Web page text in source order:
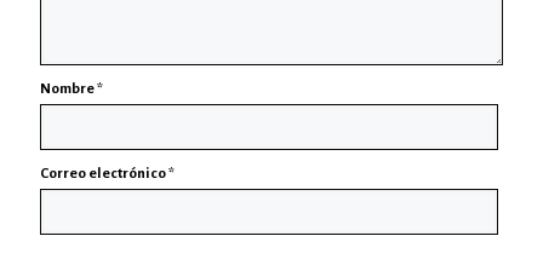
Nombre*
Correo electrónico*